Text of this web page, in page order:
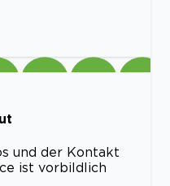
und der Kontakt
ist vorbildlich